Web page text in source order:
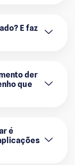
E faz
der
que
é